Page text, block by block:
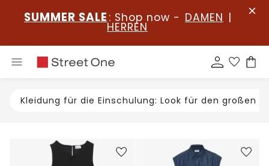
SUMMER SALE : Shop now - DAMEN |
HERREN
Kleidung für die Einschulung: Look für den großen